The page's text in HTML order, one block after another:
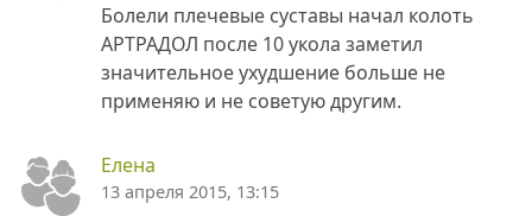
Болели плечевые суставы начал колоть
АРТРАДОЛ после 10 укола заметил
значительное ухудшение больше не
применяю и не советую другим.
Елена
13 апреля 2015, 13:15